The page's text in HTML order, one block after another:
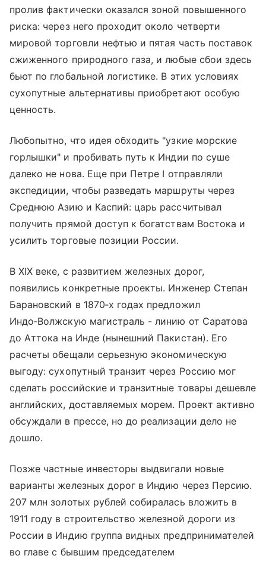
пролив фактически оказался зоной повышенного
риска: через него проходит около четверти
мировой торговли нефтью и пятая часть поставок
сжиженного природного газа, и любые сбои здесь
бьют по глобальной логистике. В этих условиях
сухопутные альтернативы приобретают особую
ценность.
Любопытно, что идея обходить "узкие морские
горлышки" и пробивать путь к Индии по суше
далеко не нова. Еще при Петре I отправляли
экспедиции, чтобы разведать маршруты через
Среднюю Азию и Каспий: царь рассчитывал
получить прямой доступ к богатствам Востока и
усилить торговые позиции России.
В XIX веке, с развитием железных дорог,
появились конкретные проекты. Инженер Степан
Барановский в 1870‑х годах предложил
Индо‑Волжскую магистраль - линию от Саратова
до Аттока на Инде (нынешний Пакистан). Его
расчеты обещали серьезную экономическую
выгоду: сухопутный транзит через Россию мог
сделать российские и транзитные товары дешевле
английских, доставляемых морем. Проект активно
обсуждали в прессе, но до реализации дело не
дошло.
Позже частные инвесторы выдвигали новые
варианты железных дорог в Индию через Персию.
207 млн золотых рублей собиралась вложить в
1911 году в строительство железной дороги из
России в Индию группа видных предпринимателей
во главе с бывшим председателем